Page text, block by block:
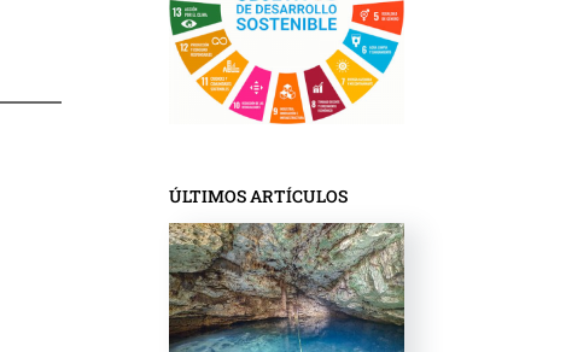
ÚLTIMOS ARTÍCULOS